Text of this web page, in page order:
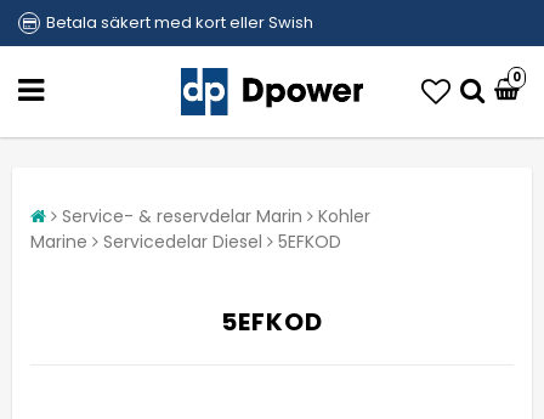
Betala säkert med kort eller Swish
0
Service- & reservdelar Marin
Kohler
Marine
Servicedelar Diesel 5EFKOD
5EFKOD